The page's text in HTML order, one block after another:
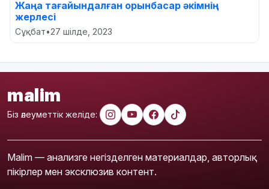
Жаңа тағайындалған орынбасар әкімнің
жерлесі
Сұқбат•27 шілде, 2023
malim
Біз әлеуметтік желіде:
Malim — анализге негізделген материалдар, авторлық
пікірлер мен эксклюзив контент.